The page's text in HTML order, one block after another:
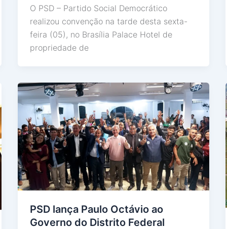
O PSD – Partido Social Democrático
realizou convenção na tarde desta sexta-
feira (05), no Brasília Palace Hotel de
propriedade de
PSD lança Paulo Octávio ao
Governo do Distrito Federal